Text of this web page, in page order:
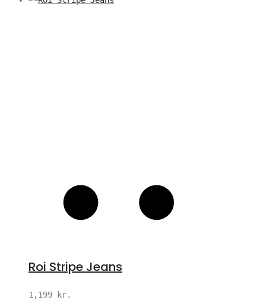
Roi Stripe Jeans
1,199 kr.